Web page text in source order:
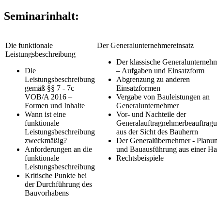
Seminarinhalt:
Die funktionale
Leistungsbeschreibung
Die
Leistungsbeschreibung
gemäß §§ 7 - 7c
VOB/A 2016 –
Formen und Inhalte
Wann ist eine
funktionale
Leistungsbeschreibung
zweckmäßig?
Anforderungen an die
funktionale
Leistungsbeschreibung
Kritische Punkte bei
der Durchführung des
Bauvorhabens
Der Generalunternehmereinsatz
Der klassische
–Aufgaben und Einsatzform
Abgrenzung zu anderen
Einsatzformen
Vergabe von Bauleistungen an
Generalunternehmer
Vor- und Nachteile der
aus der Sicht des Bauherrn
Der Generalübernehmer -
und Bauausführung aus einer
Rechtsbeispiele